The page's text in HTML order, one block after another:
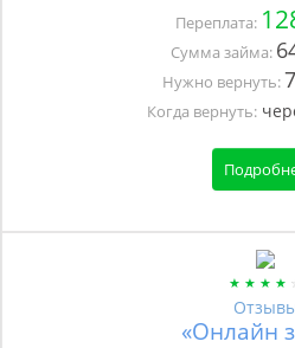
Переплата:
Сумма займа:
Нужно вернуть:
Когда вернуть:
«Онлайн